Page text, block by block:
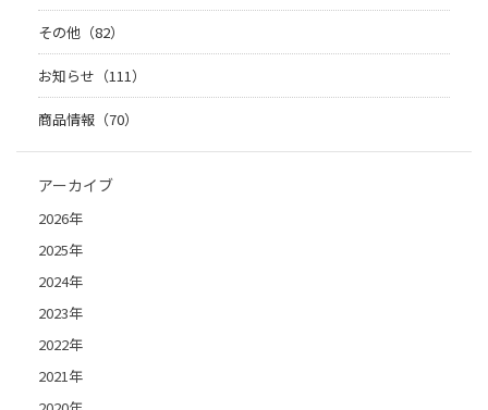
その他（82）
お知らせ（111）
商品情報（70）
アーカイブ
2026年
2025年
2024年
2023年
2022年
2021年